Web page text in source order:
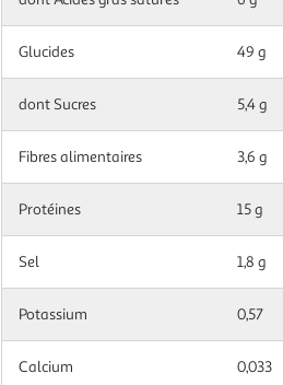
Glucides 49 g
dont Sucres 5,4 g
Fibres alimentaires 3,6 g
Protéines 15 g
Sel 1,8 g
Potassium 0,57
Calcium 0,033
énergétique
(kcal)
8 %
Matières
grasses
dont Acides
gras saturés
10 %
Glucides 6 %
dont Sucres 2 %
Fibres
alimentaires